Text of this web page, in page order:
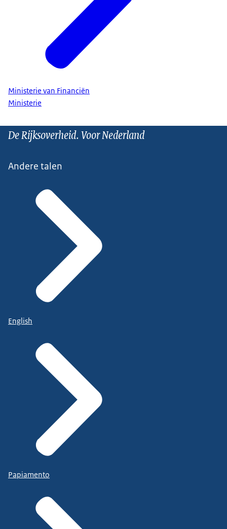
Ministerie van Financiën
Ministerie
De Rijksoverheid. Voor Nederland
Andere talen
English
Papiamento